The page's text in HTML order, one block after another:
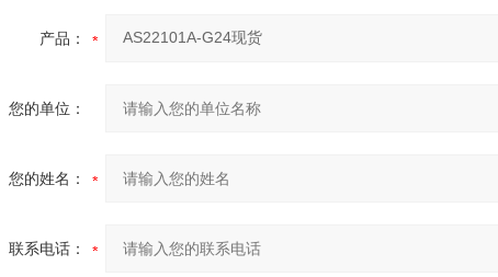
产品：
您的单位：
您的姓名：
联系电话：